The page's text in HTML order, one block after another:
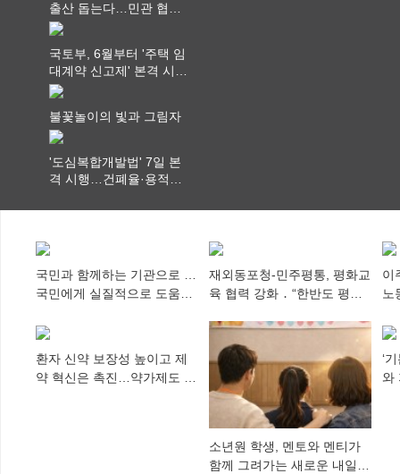
출산 돕는다…민관 협력
체계 구축
국토부, 6월부터 '주택 임
대계약 신고제' 본격 시
행…실거래가 투명화 기
불꽃놀이의 빛과 그림자
'도심복합개발법' 7일 본
격 시행…건폐율·용적률
국민과 함께하는 기관으로 …
국민에게 실질적으로 도움이
재외동포청-민주평통, 평화교
육 협력 강화 ․ “한반도 평화,
다”
이
노
환자 신약 보장성 높이고 제
약 혁신은 촉진…약가제도 개
소년원 학생, 멘토와 멘티가
함께 그려가는 새로운 내일
‘
와